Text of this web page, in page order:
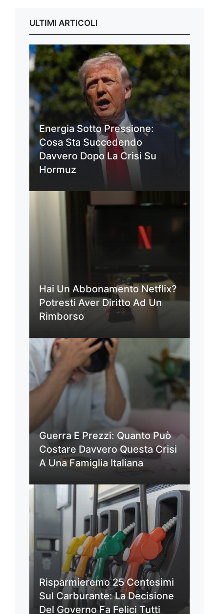
ULTIMI ARTICOLI
Energia Sotto Pressione:
Cosa Sta Succedendo
Davvero Dopo La Crisi Su
Hormuz
Hai Un Abbonamento Netflix?
Potresti Aver Diritto Ad Un
Rimborso
Guerra E Prezzi: Quanto Può
Costare Davvero Questa Crisi
A Una Famiglia Italiana
Risparmieremo 25 Centesimi
Sul Carburante: La Decisione
Del Governo Fa Felici Tutti